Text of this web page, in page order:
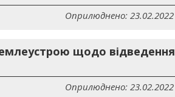
Оприлюднено: 23.02.2022
щодо відведення
Оприлюднено: 23.02.2022